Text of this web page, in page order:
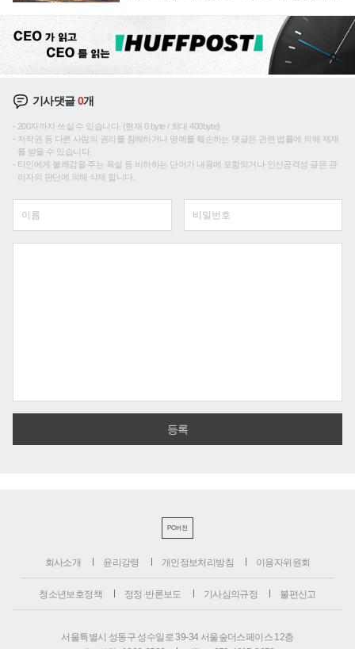
기사댓글0개
200자까지 쓰실 수 있습니다. (현재 0 byte / 최대 400byte)
저작권 등 다른 사람의 권리를 침해하거나 명예를 훼손하는 댓글은 관련 법률에 의해 제재
를 받을 수 있습니다.
타인에게 불쾌감을 주는 욕설 등 비하하는 단어가 내용에 포함되거나 인신공격성 글은 관
리자의 판단에 의해 삭제 합니다.
PC버전
회사소개 윤리강령 개인정보처리방침 이용자위원회
청소년보호정책 정정·반론보도 기사심의규정 불편신고
서울특별시 성동구 성수일로 39-34 서울숲더스페이스 12층